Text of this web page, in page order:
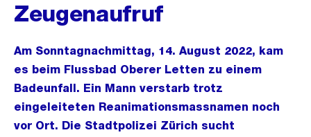
Zeugenaufruf
Am Sonntagnachmittag, 14. August 2022, kam
es beim Flussbad Oberer Letten zu einem
Badeunfall. Ein Mann verstarb trotz
eingeleiteten Reanimationsmassnamen noch
vor Ort. Die Stadtpolizei Zürich sucht